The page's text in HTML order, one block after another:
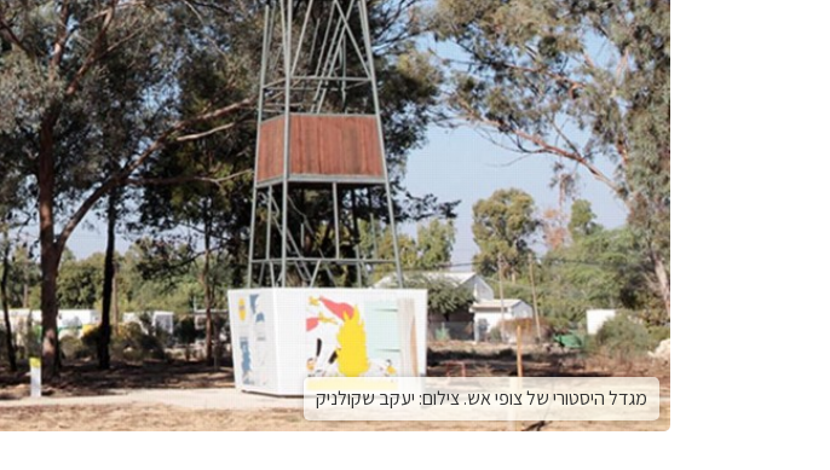
מגדל היסטורי של צופי אש. צילום: יעקב שקולניק